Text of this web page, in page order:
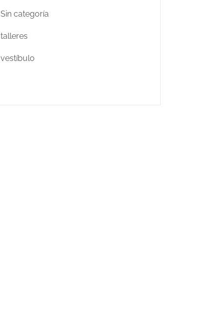
Sin categoría
talleres
vestíbulo